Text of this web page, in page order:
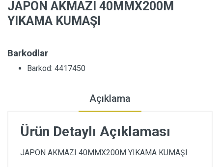
JAPON AKMAZI 40MMX200M
YIKAMA KUMAŞI
Barkodlar
Barkod: 4417450
Açıklama
Ürün Detaylı Açıklaması
JAPON AKMAZI 40MMX200M YIKAMA KUMAŞI